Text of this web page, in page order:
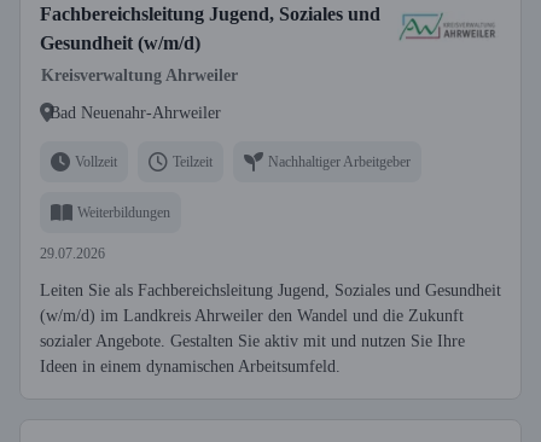
Fachbereichsleitung Jugend, Soziales und
Gesundheit (w/m/d)
Kreisverwaltung Ahrweiler
Bad Neuenahr-Ahrweiler
Vollzeit Teilzeit Nachhaltiger Arbeitgeber
Weiterbildungen
29.07.2026
Leiten Sie als Fachbereichsleitung Jugend, Soziales und Gesundheit
(w/m/d) im Landkreis Ahrweiler den Wandel und die Zukunft
sozialer Angebote. Gestalten Sie aktiv mit und nutzen Sie Ihre
Ideen in einem dynamischen Arbeitsumfeld.